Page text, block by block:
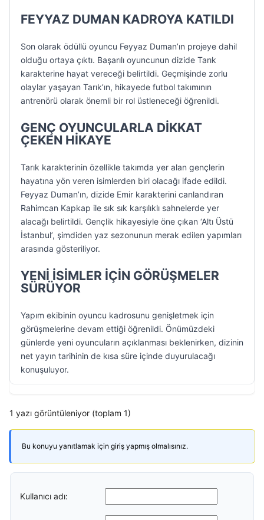
FEYYAZ DUMAN KADROYA KATILDI
Son olarak ödüllü oyuncu Feyyaz Duman’ın projeye dahil
olduğu ortaya çıktı. Başarılı oyuncunun dizide Tarık
karakterine hayat vereceği belirtildi. Geçmişinde zorlu
olaylar yaşayan Tarık’ın, hikayede futbol takımının
antrenörü olarak önemli bir rol üstleneceği öğrenildi.
GENÇ OYUNCULARLA DİKKAT
ÇEKEN HİKAYE
Tarık karakterinin özellikle takımda yer alan gençlerin
hayatına yön veren isimlerden biri olacağı ifade edildi.
Feyyaz Duman’ın, dizide Emir karakterini canlandıran
Rahimcan Kapkap ile sık sık karşılıklı sahnelerde yer
alacağı belirtildi. Gençlik hikayesiyle öne çıkan ‘Altı Üstü
İstanbul’, şimdiden yaz sezonunun merak edilen yapımları
arasında gösteriliyor.
YENİ İSİMLER İÇİN GÖRÜŞMELER
SÜRÜYOR
Yapım ekibinin oyuncu kadrosunu genişletmek için
görüşmelerine devam ettiği öğrenildi. Önümüzdeki
günlerde yeni oyuncuların açıklanması beklenirken, dizinin
net yayın tarihinin de kısa süre içinde duyurulacağı
konuşuluyor.
1 yazı görüntüleniyor (toplam 1)
Bu konuyu yanıtlamak için giriş yapmış olmalısınız.
Kullanıcı adı: